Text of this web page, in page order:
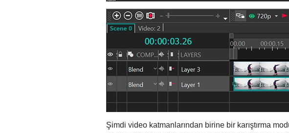
Şimdi video katmanlarından birine bir karıştırma